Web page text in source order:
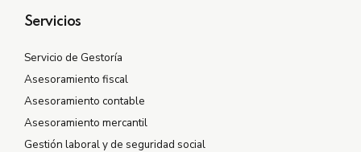
Servicios
Servicio de Gestoría
Asesoramiento fiscal
Asesoramiento contable
Asesoramiento mercantil
Gestión laboral y de seguridad social